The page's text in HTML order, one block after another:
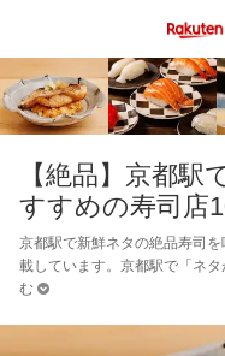
【絶品】京都
すすめの寿司店
京都駅で新鮮ネタの絶品寿司
載しています。京都駅で「ネ
む